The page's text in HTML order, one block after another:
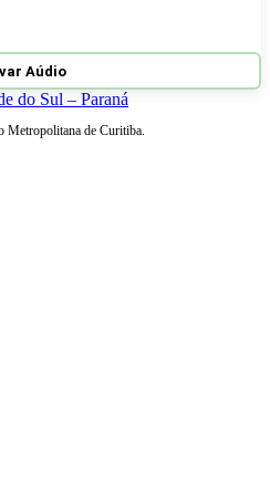
Aúdio
Metropolitana de Curitiba.